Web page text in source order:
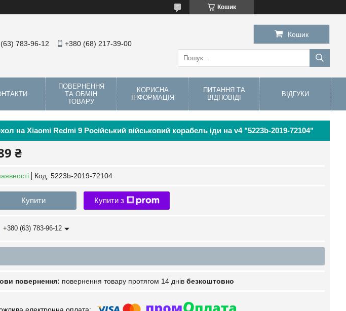
Кошик
783-96-12 +380 (68) 217-39-00
Кошик
ПОВЕРНЕННЯ
ТА ОБМІН
ТОВАРУ
КОРИСНА
ІНФОРМАЦІЯ
ПИТАННЯ ТА
ВІДПОВІДІ
ВІДГУКИ
на Xiaomi Redmi 9 Російський військовий корабель іди на v4 "5223b-2019-72104"
₴
Код: 5223b-2019-72104
Купити Купити з
+380 (63) 783-96-12
повернення товару протягом 14 днів безкоштовно